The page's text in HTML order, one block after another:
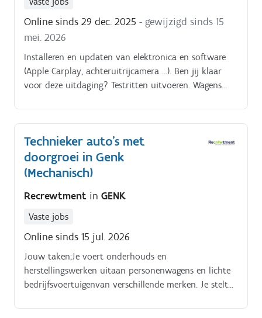
Online sinds 29 dec. 2025 - gewijzigd sinds 15
mei. 2026
Installeren en updaten van elektronica en software
(Apple Carplay, achteruitrijcamera …). Ben jij klaar
voor deze uitdaging? Testritten uitvoeren. Wagens
Technieker auto's met
doorgroei in Genk
(Mechanisch)
Recrewtment in GENK
Vaste jobs
Online sinds 15 jul. 2026
Jouw taken;Je voert onderhouds en
herstellingswerken uitaan personenwagens en lichte
bedrijfsvoertuigenvan verschillende merken. Je stelt